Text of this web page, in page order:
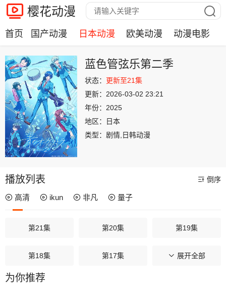
樱花动漫
首页 国产动漫 日本动漫 欧美动漫 动漫电影
蓝色管弦乐第二季
状态： 更新至21集
更新： 2026-03-02 23:21
年份： 2025
地区：
日本
类型： 剧情,日韩动漫
播放列表 倒序
高清 ikun 非凡 量子
第21集 第20集 第19集
第18集 第17集 第16集
第15集
展开全部
为你推荐